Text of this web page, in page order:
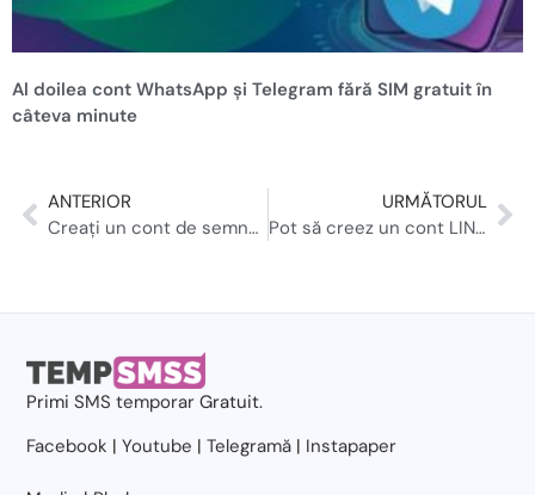
Al doilea cont WhatsApp și Telegram fără SIM gratuit în
câteva minute
ANTERIOR
Creați un cont de semnal cu număr de telefon temporar
URMĂTORUL
Pot să creez un cont LINE fără să-mi verific numărul personal?
PrimiSMS temporar Gratuit.
Facebook |Youtube |Telegramă | Instapaper